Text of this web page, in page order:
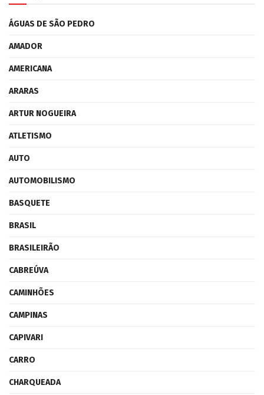
ÁGUAS DE SÃO PEDRO
AMADOR
AMERICANA
ARARAS
ARTUR NOGUEIRA
ATLETISMO
AUTO
AUTOMOBILISMO
BASQUETE
BRASIL
BRASILEIRÃO
CABREÚVA
CAMINHÕES
CAMPINAS
CAPIVARI
CARRO
CHARQUEADA